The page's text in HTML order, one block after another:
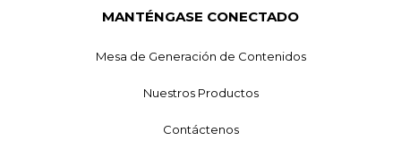
MANTÉNGASE CONECTADO
Mesa de Generación de Contenidos
Nuestros Productos
Contáctenos